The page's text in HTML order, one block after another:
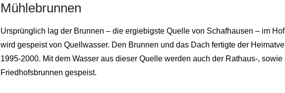
Mühlebrunnen
Ursprünglich lag der Brunnen – die ergiebigste Quelle von Schafhausen – im
wird gespeist von Quellwasser. Den Brunnen und das Dach fertigte der
1995-2000. Mit dem Wasser aus dieser Quelle werden auch der Rathaus-, sowie
Friedhofsbrunnen gespeist.